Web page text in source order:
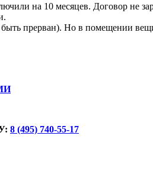
на 10 месяцев. Договор не
быть прерван). Но в помещении
8 (495) 740-55-17